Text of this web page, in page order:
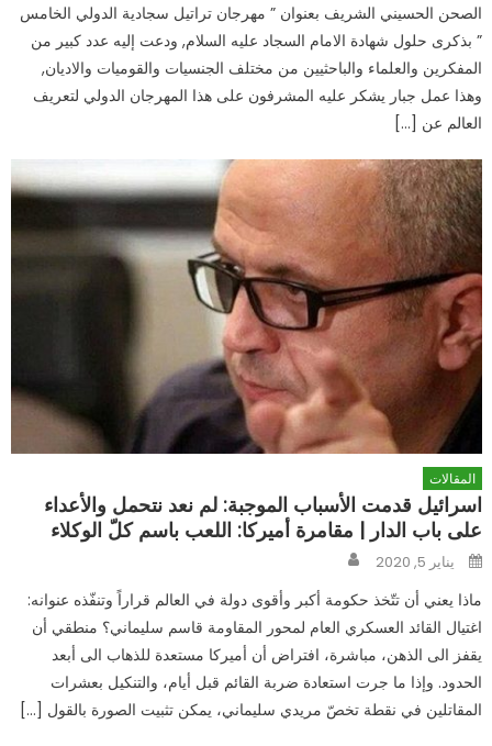
الصحن الحسيني الشريف بعنوان ” مهرجان تراتيل سجادية الدولي الخامس
” بذكرى حلول شهادة الامام السجاد عليه السلام, ودعت إليه عدد كبير من
المفكرين والعلماء والباحثيين من مختلف الجنسيات والقوميات والاديان,
وهذا عمل جبار يشكر عليه المشرفون على هذا المهرجان الدولي لتعريف
العالم عن […]
المقالات
اسرائيل قدمت الأسباب الموجبة: لم نعد نتحمل والأعداء
على باب الدار | مقامرة أميركا: اللعب باسم كلّ الوكلاء
Posted
onيناير 5, 2020
ماذا يعني أن تتّخذ حكومة أكبر وأقوى دولة في العالم قراراً وتنفّذه عنوانه:
اغتيال القائد العسكري العام لمحور المقاومة قاسم سليماني؟ منطقي أن
يقفز الى الذهن، مباشرة، افتراض أن أميركا مستعدة للذهاب الى أبعد
الحدود. وإذا ما جرت استعادة ضربة القائم قبل أيام، والتنكيل بعشرات
المقاتلين في نقطة تخصّ مريدي سليماني، يمكن تثبيت الصورة بالقول […]